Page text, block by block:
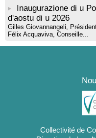
Inaugurazione di u
d'aostu di u 2026
Gilles Giovannangeli,
Félix Acquaviva, Conseille...
Collectivité de